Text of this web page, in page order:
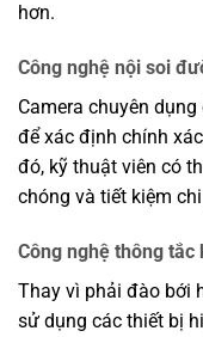
hơn.
Công nghệ nội soi
Camera chuyên
để xác định chính
đó, kỹ thuật viên có
chóng và tiết kiệm
Công nghệ thông tắc
Thay vì phải đào bới
sử dụng các thiết bị